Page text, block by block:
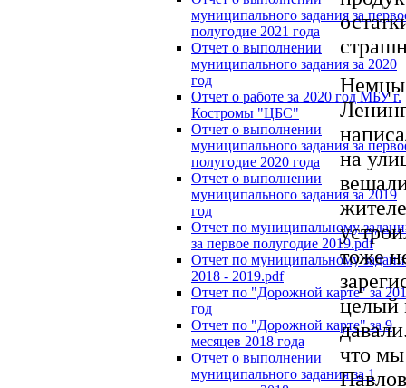
муниципального задания за
полугодие 2021 года
Отчет о выполнении
муниципального задания за 2020
год
Отчет о работе за 2020 год МБУ г.
Костромы "ЦБС"
Отчет о выполнении
муниципального задания за
полугодие 2020 года
Отчет о выполнении
муниципального задания за 2019
год
Отчет по муниципальному
за первое полугодие 2019.pdf
Отчет по муниципальному
2018 - 2019.pdf
Отчет по "Дорожной карте" за
год
Отчет по "Дорожной карте" за 9
месяцев 2018 года
Отчет о выполнении
муниципального задания за 1
Немцы
на
тоже
целый
что мы